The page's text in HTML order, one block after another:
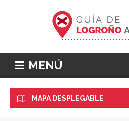
MENÚ
MAPA DESPLEGABLE